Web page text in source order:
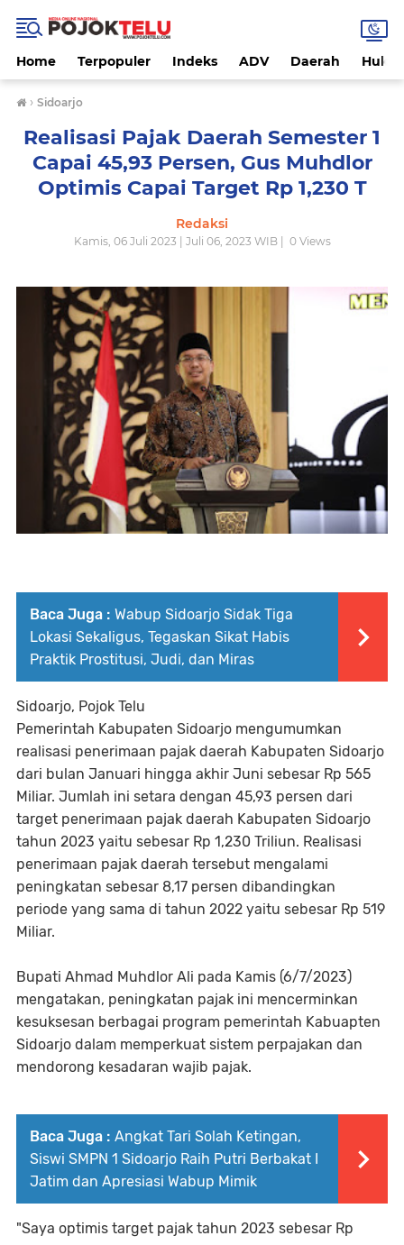
Home Terpopuler Indeks ADV Daerah
› Sidoarjo
Realisasi Pajak Daerah Semester 1
Capai 45,93 Persen, Gus Muhdlor
Optimis Capai Target Rp 1,230 T
Redaksi
Kamis, 06 Juli 2023 | Juli 06, 2023 WIB | 0Views
Baca Juga : Wabup Sidoarjo Sidak Tiga
Lokasi Sekaligus, Tegaskan Sikat Habis
Praktik Prostitusi, Judi, dan Miras
Sidoarjo, Pojok Telu
Pemerintah Kabupaten Sidoarjo mengumumkan
realisasi penerimaan pajak daerah Kabupaten Sidoarjo
dari bulan Januari hingga akhir Juni sebesar Rp 565
Miliar. Jumlah ini setara dengan 45,93 persen dari
target penerimaan pajak daerah Kabupaten Sidoarjo
tahun 2023 yaitu sebesar Rp 1,230 Triliun. Realisasi
penerimaan pajak daerah tersebut mengalami
peningkatan sebesar 8,17 persen dibandingkan
periode yang sama di tahun 2022 yaitu sebesar Rp 519
Miliar.
Bupati Ahmad Muhdlor Ali pada Kamis (6/7/2023)
mengatakan, peningkatan pajak ini mencerminkan
kesuksesan berbagai program pemerintah Kabuapten
Sidoarjo dalam memperkuat sistem perpajakan dan
mendorong kesadaran wajib pajak.
Baca Juga : Angkat Tari Solah Ketingan,
Siswi SMPN 1 Sidoarjo Raih Putri Berbakat I
Jatim dan Apresiasi Wabup Mimik
"Saya optimis target pajak tahun 2023 sebesar Rp